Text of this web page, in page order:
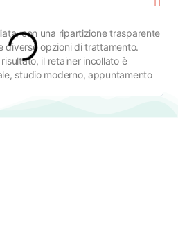
con una ripartizione trasparente
diverse opzioni di trattamento.
il retainer incollato è
studio moderno, appuntamento